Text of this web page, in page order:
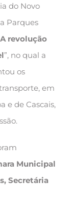
do Novo
Parques
revolução
”, no qual a
os
em
e de Cascais,
Municipal
Secretária